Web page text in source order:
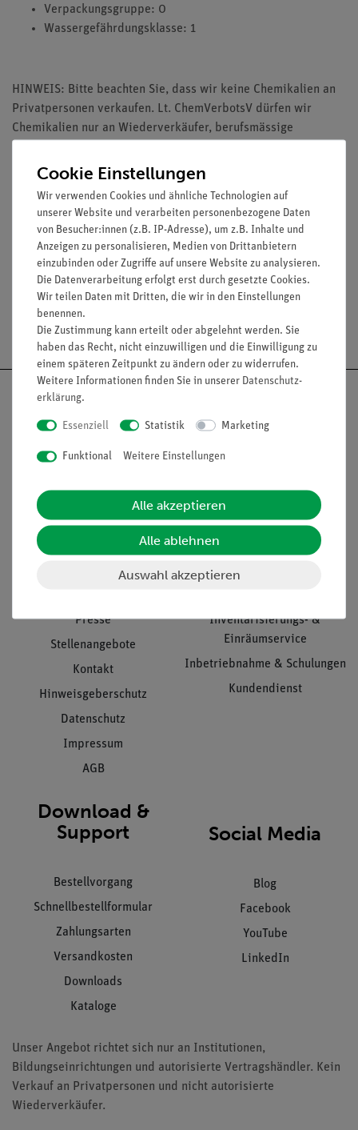
Verpackungsgruppe: 0
Wassergefährdungsklasse: 1
HINWEIS: Bitte beachten Sie, dass wir keine Chemikalien an
Privatpersonen verkaufen. Lt. ChemVerbotsV dürfen wir
Chemikalien nur an Wiederverkäufer, berufsmässige
Lehranstalten abgeben.
Media / Downloads
Versandkostenfrei ab 300,- €
Informationen
Unternehmen
Presse
Stellenangebote
Kontakt
Hinweisgeberschutz
Datenschutz
Impressum
AGB
Service
Übersicht Service
Inventarisierungs- &
Einräumservice
Inbetriebnahme & Schulungen
Kundendienst
Download &
Support
Bestellvorgang
Schnellbestellformular
Zahlungsarten
Versandkosten
Downloads
Kataloge
Social Media
Blog
Facebook
YouTube
LinkedIn
Unser Angebot richtet sich nur an Institutionen,
Bildungseinrichtungen und autorisierte Vertragshändler. Kein
Verkauf an Privatpersonen und nicht autorisierte
Wiederverkäufer.
Cookie Einstellungen
Wir verwenden Cookies und ähnliche Technologien auf
unserer Website und verarbeiten personenbezogene Daten
von Besucher:innen (z.B. IP-Adresse), um z.B. Inhalte und
Anzeigen zu personalisieren, Medien von Drittanbietern
einzubinden oder Zugriffe auf unsere Website zu analysieren.
Die Datenverarbeitung erfolgt erst durch gesetzte Cookies.
Wir teilen Daten mit Dritten, die wir in den Einstellungen
benennen.
Die Zustimmung kann erteilt oder abgelehnt werden. Sie
haben das Recht, nicht einzuwilligen und die Einwilligung zu
einem späteren Zeitpunkt zu ändern oder zu widerrufen.
Weitere Informationen finden Sie in unserer Daten­schutz­
erklärung.
Essenziell Statistik Marketing
Funktional Weitere Einstellungen
Alle akzeptieren
Alle ablehnen
Auswahl akzeptieren